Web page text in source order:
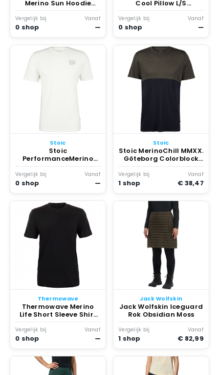
Merino Sun Hoodie
Merinoshirt turkoois
Turquoise
Vergelijk bij
0 shop
Vanaf
—
Cool Pillow L/S
Sportshirt Lush
Lavender
Vergelijk bij
0 shop
Vanaf
—
Stoic
Stoic
PerformanceMerino
BorgholmSt. Print T-
Shirt Sportshirt Wit
Vergelijk bij
0 shop
Vanaf
—
Stoic
Stoic MerinoChill MMXX.
Göteborg Colorblock
Tee Merinoshirt Blauw
Vergelijk bij
1 shop
Vanaf
€ 38,47
Thermowave
Thermowave Merino
Life Short Sleeve Shirt
Merinoshirt Zwart
Vergelijk bij
0 shop
Vanaf
—
Jack Wolfskin
Jack Wolfskin Iceguard
Rok Obsidian Moss
Vergelijk bij
1 shop
Vanaf
€ 82,99